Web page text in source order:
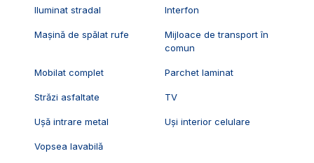
Iluminat stradal Interfon
Mașină de spălat rufe
Mijloace de transport în
comun
Mobilat complet Parchet laminat
Străzi asfaltate TV
Ușă intrare metal Uși interior celulare
Vopsea lavabilă